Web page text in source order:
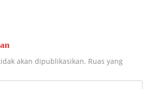
akan dipublikasikan. Ruas yang